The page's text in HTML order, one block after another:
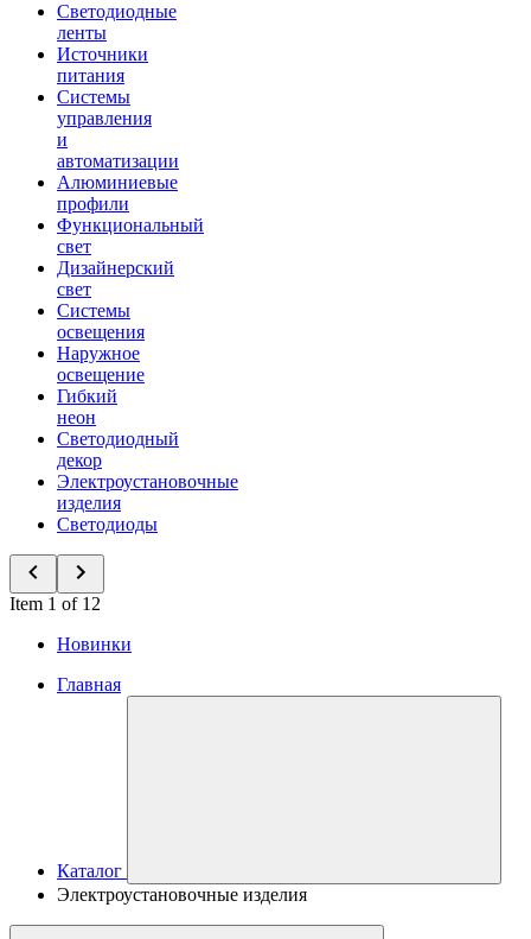
Светодиодные
ленты
Источники
питания
Системы
управления
и
автоматизации
Алюминиевые
профили
Функциональный
свет
Дизайнерский
свет
Системы
освещения
Наружное
освещение
Гибкий
неон
Светодиодный
декор
Электроустановочные
изделия
Светодиоды
Item 1 of 12
Новинки
Главная
Каталог
Электроустановочные изделия